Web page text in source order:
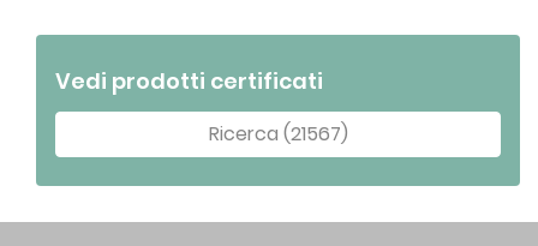
Vedi prodotti certificati
Ricerca (21567)